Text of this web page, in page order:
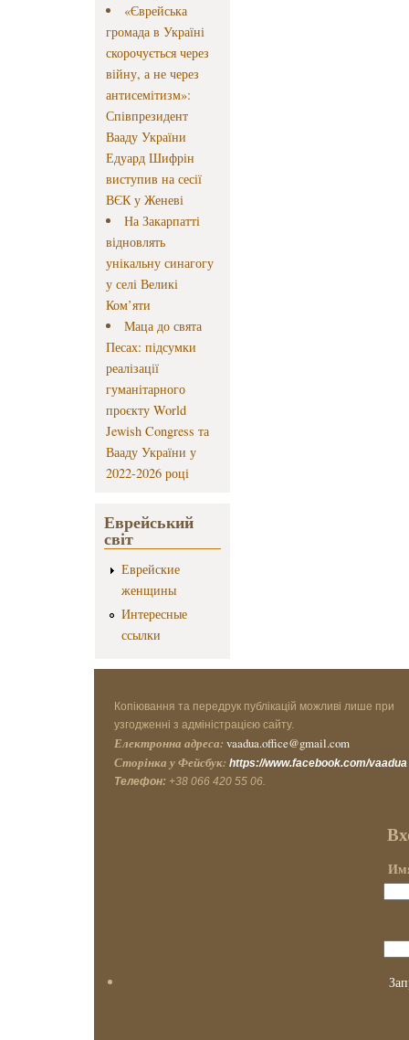
«Єврейська
громада в Україні
скорочується через
війну, а не через
антисемітизм»:
Співпрезидент
Вааду України
Едуард Шифрін
виступив на сесії
ВЄК у Женеві
На Закарпатті
відновлять
унікальну синагогу
у селі Великі
Ком’яти
Маца до свята
Песах: підсумки
реалізації
гуманітарного
проєкту World
Jewish Congress та
Вааду України у
2022-2026 році
Еврейський
світ
Еврейские
женщины
Интересные
ссылки
Копіювання та передрук публікацій можливі лише при
узгодженні з адміністрацією сайту.
Електронна адреса: vaadua.office@gmail.com
Сторінка у Фейсбук: https://www.facebook.com/vaadua
Телефон: +38 066 420 55 06.